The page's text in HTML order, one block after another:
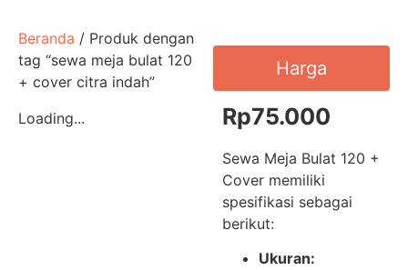
Beranda / Produk dengan
tag “sewa meja bulat 120
+ cover citra indah”
Loading...
Harga
Rp75.000
Sewa Meja Bulat 120 +
Cover memiliki
spesifikasi sebagai
berikut:
Ukuran: